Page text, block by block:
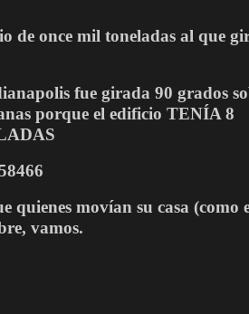
de once mil toneladas al que
fue girada 90 grados
porque el edificio TENÍA 8
movían su casa (como
vamos.